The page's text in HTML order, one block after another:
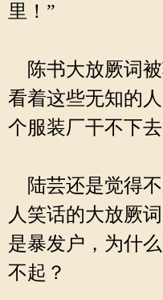
里！”
陈书大放厥词
看着这些无知的
个服装厂干不下
陆芸还是觉得
人笑话的大放厥
是暴发户，为什
不起？